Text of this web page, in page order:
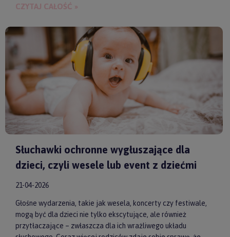
CZYTAJ CAŁOŚĆ »
Słuchawki ochronne wygłuszające dla
dzieci, czyli wesele lub event z dziećmi
21-04-2026
Głośne wydarzenia, takie jak wesela, koncerty czy festiwale,
mogą być dla dzieci nie tylko ekscytujące, ale również
przytłaczające – zwłaszcza dla ich wrażliwego układu